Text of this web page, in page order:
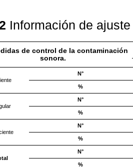
Información de
de control de la contaminación
sonora.
N°
%
N°
%
N°
%
N°
%